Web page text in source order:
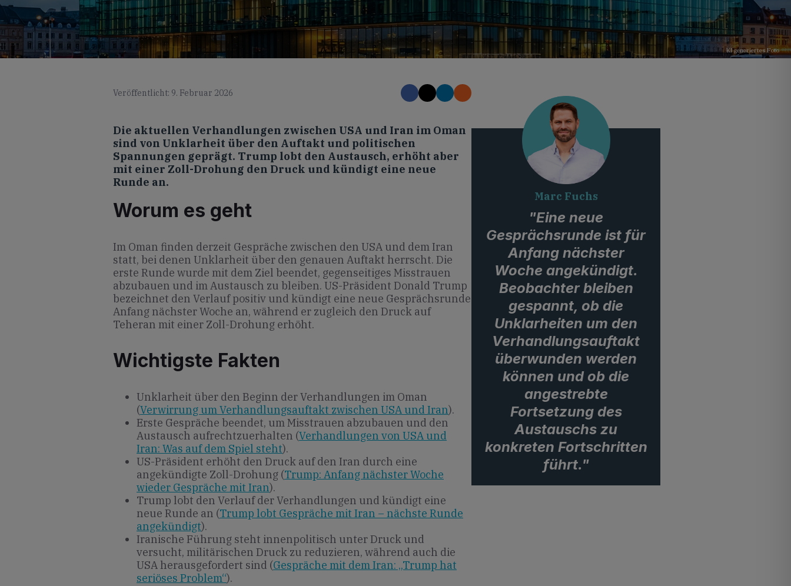
KI generiertes Foto
Veröffentlicht: 9. Februar 2026
Die aktuellen Verhandlungen zwischen USA und Iran im Oman
sind von Unklarheit über den Auftakt und politischen
Spannungen geprägt. Trump lobt den Austausch, erhöht aber
mit einer Zoll-Drohung den Druck und kündigt eine neue
Runde an.
Worum es geht
Im Oman finden derzeit Gespräche zwischen den USA und dem Iran
statt, bei denen Unklarheit über den genauen Auftakt herrscht. Die
erste Runde wurde mit dem Ziel beendet, gegenseitiges Misstrauen
abzubauen und im Austausch zu bleiben. US-Präsident Donald Trump
bezeichnet den Verlauf positiv und kündigt eine neue Gesprächsrunde
Anfang nächster Woche an, während er zugleich den Druck auf
Teheran mit einer Zoll-Drohung erhöht.
Wichtigste Fakten
Unklarheit über den Beginn der Verhandlungen im Oman
(Verwirrung um Verhandlungsauftakt zwischen USA und Iran).
Erste Gespräche beendet, um Misstrauen abzubauen und den
Austausch aufrechtzuerhalten (Verhandlungen von USA und
Iran: Was auf dem Spiel steht).
US-Präsident erhöht den Druck auf den Iran durch eine
angekündigte Zoll-Drohung (Trump: Anfang nächster Woche
wieder Gespräche mit Iran).
Trump lobt den Verlauf der Verhandlungen und kündigt eine
neue Runde an (Trump lobt Gespräche mit Iran – nächste Runde
angekündigt).
Iranische Führung steht innenpolitisch unter Druck und
versucht, militärischen Druck zu reduzieren, während auch die
USA herausgefordert sind (Gespräche mit dem Iran: „Trump hat
seriöses Problem“).
Marc Fuchs
"Eine neue
Gesprächsrunde ist für
Anfang nächster
Woche angekündigt.
Beobachter bleiben
gespannt, ob die
Unklarheiten um den
Verhandlungsauftakt
überwunden werden
können und ob die
angestrebte
Fortsetzung des
Austauschs zu
konkreten Fortschritten
führt."